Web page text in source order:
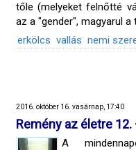
tőle (melyeket felnőtté
az a "gender", magyarul a
erkölcs vallás nemi
2016. október 16. vasárnap, 17:40
Remény az életre 12.
A